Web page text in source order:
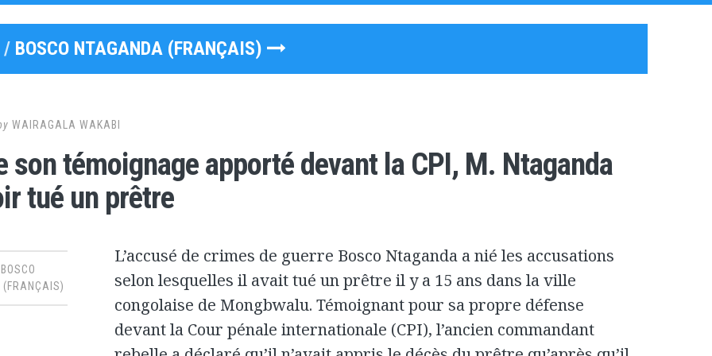
/ BOSCO NTAGANDA (FRANÇAIS)
WAIRAGALA WAKABI
son témoignage apporté devant la CPI, M. Ntaganda
tué un prêtre
BOSCO
(FRANÇAIS)
L’accusé de crimes de guerre Bosco Ntaganda a nié les accusations
selon lesquelles il avait tué un prêtre il y a 15 ans dans la ville
congolaise de Mongbwalu. Témoignant pour sa propre défense
devant la Cour pénale internationale (CPI), l’ancien commandant